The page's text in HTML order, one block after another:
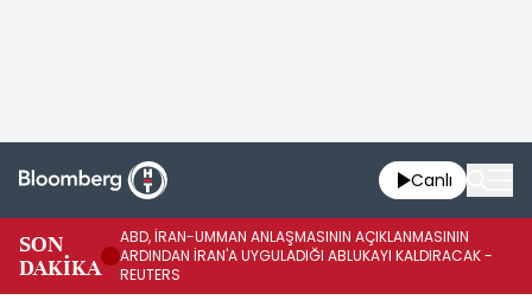
Canlı
SON
DAKİKA
ABD, İRAN-UMMAN ANLAŞMASININ AÇIKLANMASININ
ARDINDAN İRAN'A UYGULADIĞI ABLUKAYI KALDIRACAK -
REUTERS